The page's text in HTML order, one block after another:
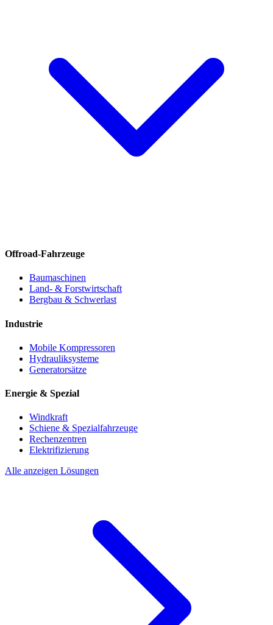
Offroad-Fahrzeuge
Baumaschinen
Land- & Forstwirtschaft
Bergbau & Schwerlast
Industrie
Mobile Kompressoren
Hydrauliksysteme
Generatorsätze
Energie & Spezial
Windkraft
Schiene & Spezialfahrzeuge
Rechenzentren
Elektrifizierung
Alle anzeigen Lösungen